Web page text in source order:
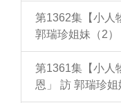
第1362集【小人
郭瑞珍姐妹（2）
第1361集【小人
恩」 訪 郭瑞珍姐